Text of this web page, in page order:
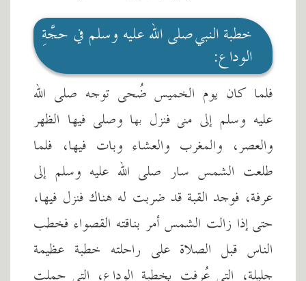
خطبة النبي صلى الله عليه وسلم في حجَّةِ
الوداع:
فلما كان يوم الخميس ضُحى توجه صلى الله
عليه وسلم إلى منى فنزل بها وصلى فيها الظهر
والعصر، والمغرب والعشاء وبات فيها، فلما
طلعت الشمس سار صلى الله عليه وسلم إلى
عرفة، فوجد القبة قد ضربت له هناك فنزل فيها،
حتى إذا زالت الشمس أمر بناقته القصواء فخطب
الناس قبل الصلاة على راحلته خطبة عظيمة
جليلة، التي عُرفت بخطبة الوداع، التي حملت